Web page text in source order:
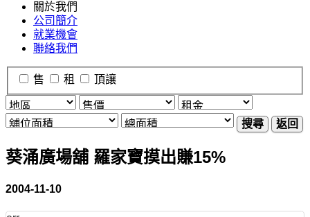
關於我們
公司簡介
就業機會
聯絡我們
售 租 頂讓
搜尋 返回
葵涌廣場舖 羅家寶摸出賺15%
2004-11-10